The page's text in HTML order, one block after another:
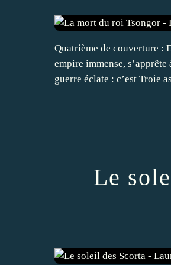
Quatrième de couverture :
empire immense,
guerre éclate : c’est Troie
Le